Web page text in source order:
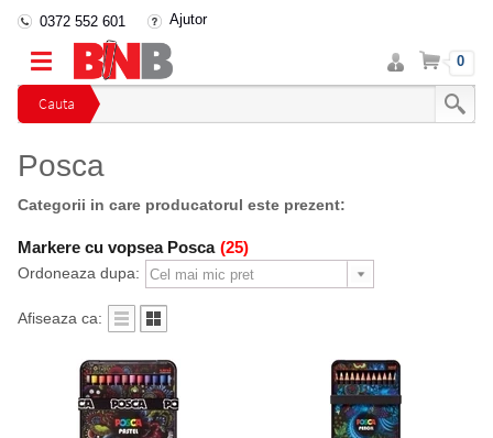
Cauta
0372 552 601 Ajutor
Intra
in
cont
Cos 0
Posca
Categorii in care producatorul este prezent:
Markere cu vopsea Posca (25)
Ordoneaza dupa:
Afiseaza ca: